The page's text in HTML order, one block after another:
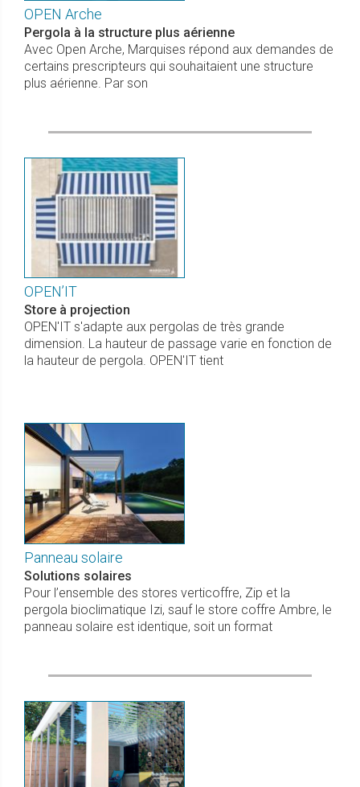
OPEN Arche
Pergola à la structure plus aérienne
Avec Open Arche, Marquises répond aux demandes de
certains prescripteurs qui souhaitaient une structure
plus aérienne. Par son
OPEN’IT
Store à projection
OPEN'IT s'adapte aux pergolas de très grande
dimension. La hauteur de passage varie en fonction de
la hauteur de pergola. OPEN'IT tient
Panneau solaire
Solutions solaires
Pour l’ensemble des stores verticoffre, Zip et la
pergola bioclimatique Izi, sauf le store coffre Ambre, le
panneau solaire est identique, soit un format